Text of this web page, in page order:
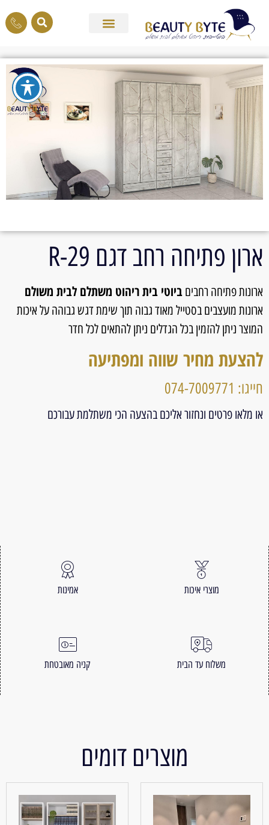
ארון פתיחה רחב דגם 29-R
ארונות פתיחה רחבים ביוטי בית ריהוט משתלם לבית משולם
ארונות מועצבים בסטייל מאוד גבוה תוך שימת דגש גבוהה על איכות
המוצר ניתן להזמין בכל הגדלים ניתן להתאים לכל חדר
להצעת מחיר שווה ומפתיעה
חייגו: 074-7009771
או מלאו פרטים ונחזור אליכם בהצעה הכי משתלמת עבורכם
מוצרי איכות אמינות
משלוח עד הבית קניה מאובטחת
מוצרים דומים